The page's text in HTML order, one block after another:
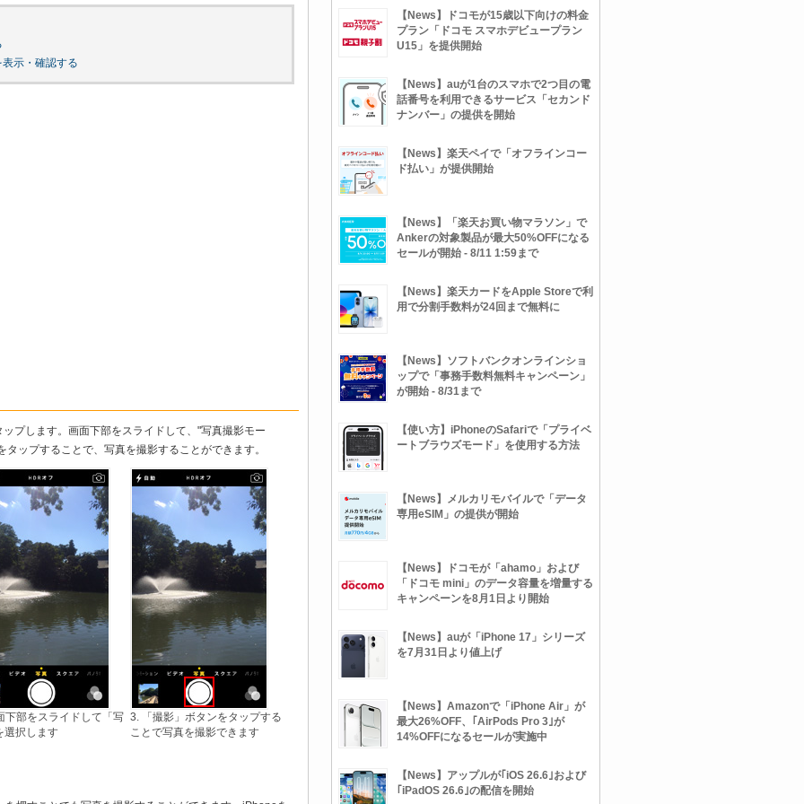
示・確認する
プします。画面下部をスライドして、"写真撮影モー
ップすることで、写真を撮影することができます。
下部をスライドして「写
選択します
3. 「撮影」ボタンをタップする
ことで写真を撮影できます
【News】ドコモが15歳以下向けの料金
プラン「ドコモ スマホデビュープラン
U15」を提供開始
【News】auが1台のスマホで2つ目の電
話番号を利用できるサービス「セカンド
ナンバー」の提供を開始
【News】楽天ペイで「オフラインコー
ド払い」が提供開始
【News】「楽天お買い物マラソン」で
Ankerの対象製品が最大50%OFFになる
セールが開始 - 8/11 1:59まで
【News】楽天カードをApple Storeで利
用で分割手数料が24回まで無料に
【News】ソフトバンクオンラインショ
ップで「事務手数料無料キャンペーン」
が開始 - 8/31まで
【使い方】iPhoneのSafariで「プライベ
ートブラウズモード」を使用する方法
【News】メルカリモバイルで「データ
専用eSIM」の提供が開始
【News】ドコモが「ahamo」および
「ドコモ mini」のデータ容量を増量する
キャンペーンを8月1日より開始
【News】auが「iPhone 17」シリーズ
を7月31日より値上げ
【News】Amazonで「iPhone Air」が
最大26%OFF、｢AirPods Pro 3｣が
14%OFFになるセールが実施中
【News】アップルが｢iOS 26.6｣および
｢iPadOS 26.6｣の配信を開始